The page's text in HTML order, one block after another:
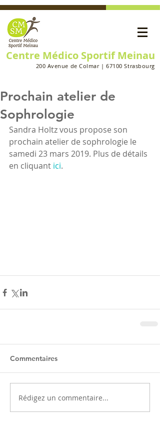
Centre Médico Sportif Meinau
200 Avenue de Colmar | 67100 Strasbourg
Prochain atelier de
Sophrologie
Sandra Holtz vous propose son
prochain atelier de sophrologie le
samedi 23 mars 2019. Plus de détails
en cliquant ici.
Commentaires
Rédigez un commentaire...